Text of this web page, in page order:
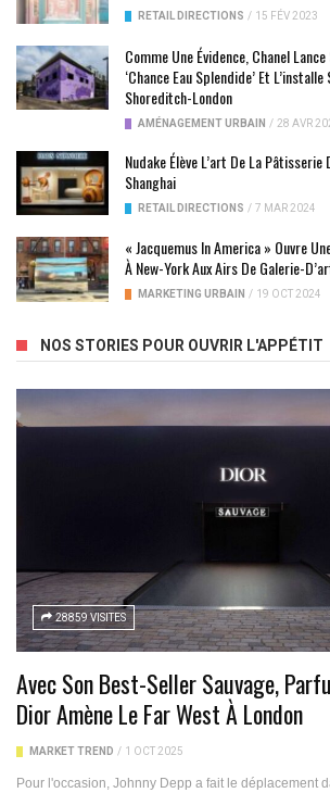
RETAIL DIRECTIONS / 15 FÉV 2023
Comme Une Évidence, Chanel
‘Chance Eau Splendide’ Et
Shoreditch-London
AMÉNAGEMENT URBAIN / 28 AVR
Nudake Élève L’art De La Pâtisserie
Shanghai
RETAIL DIRECTIONS / 7 MAR 2024
« Jacquemus In America » Ouvre
À New-York Aux Airs De Galerie-
MARKETING URBAIN / 19 OCT 2024
NOS STORIES POUR OUVRIR L'APPÉTIT
28859 VISITES
Avec Son Best-Seller Sauvage,
Dior Amène Le Far West À London
MARKET TREND / 1 OCT 2025
Pour l'occasion, Johnny Depp a fait le déplacement